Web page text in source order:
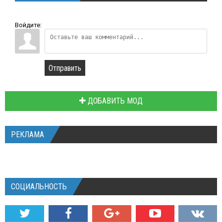
Войдите:
Отправить
ДОБАВИТЬ МОД
РЕКЛАМА
СОЦИАЛЬНОСТЬ